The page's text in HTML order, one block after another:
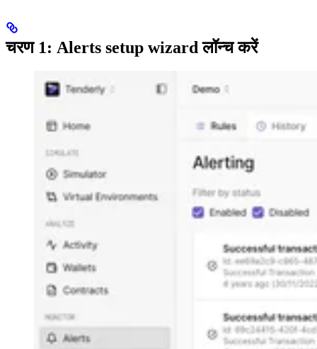
चरण 1: Alerts setup wizard लॉन्च करें